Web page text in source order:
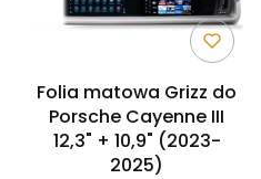
Folia matowa Grizz do
Porsche Cayenne III
12,3" + 10,9" (2023-
2025)